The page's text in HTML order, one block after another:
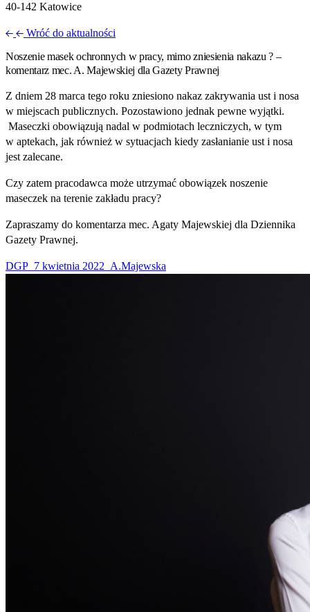
40‑142 Katowice
Wróć do aktualności
Noszenie masek ochronnych w pracy, mimo zniesienia nakazu ? –
komentarz mec. A. Majewskiej dla Gazety Prawnej
Z dniem 28 marca tego roku zniesiono nakaz zakrywania ust i nosa
w miejscach publicznych. Pozostawiono jednak pewne wyjątki.
Maseczki obowiązują nadal w podmiotach leczniczych, w tym
w aptekach, jak również w sytuacjach kiedy zasłanianie ust i nosa
jest zalecane.
Czy zatem pracodawca może utrzymać obowiązek noszenie
maseczek na terenie zakładu pracy?
Zapraszamy do komentarza mec. Agaty Majewskiej dla Dziennika
Gazety Prawnej.
DGP_7 kwietnia 2022_A.Majewska